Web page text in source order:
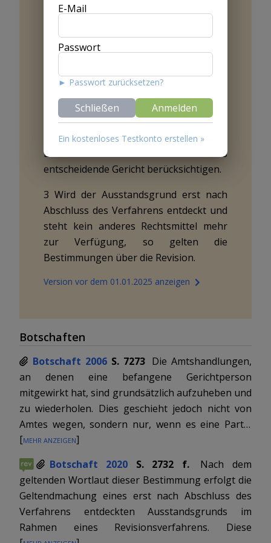
1 Amtshandlungen, an denen eine zum
Ausstand verpflichtete Gerichtsperson
mitgewirkt hat, sind aufzuheben und zu
innert zehn Tagen verlangt, nachdem
sie vom Ausstandsgrund Kenntnis
erhalten hat.
2 Nicht wiederholbare
Beweismassnahmen darf das
entscheidende Gericht berücksichtigen.
3 Wird der Ausstandsgrund erst nach
Abschluss des Verfahrens entdeckt und
steht kein anderes Rechtsmittel mehr
zur Verfügung, so gelten die
Bestimmungen über die Revision.
Version vor dem 01.01.2025 anzeigen
Botschaften
Botschaft 2006 S. 7273 Die Amtshandlungen,
an denen eine befangene Gerichtperson
mitgewirkt hat, sind grundsätzlich aufzuheben und
zu wiederholen. Dies geschieht jedoch nicht von
Amtes wegen, sondern nur, wenn es eine Partei
innert 5 Tagen seit Kenntnis des
Ausstandsgrundes beantragt (
besondere Regelung gilt für nicht wiederholbare
Beweisabnahmen: Sie bleiben im Interesse der
materiellen Wahrheitsfindung von der Aufhebung
verschont (
Abs. 2). Ihrem allenfalls verminderten
Beweiswert kann im Rahmen der freien
[Mehr anzeigen]
Botschaft 2020 S. 2732 f.
Nach dem
geltenden Wortlaut dieser Bestimmung erfolgt die
Geltendmachung eines erst nach Abschluss des
Verfahrens entdeckten Ausstandsgrunds im
Rahmen eines Revisionsverfahrens. Diese
E-Mail
Passwort
► Passwort zurücksetzen?
Schließen Anmelden
Ein kostenloses Testkonto erstellen »